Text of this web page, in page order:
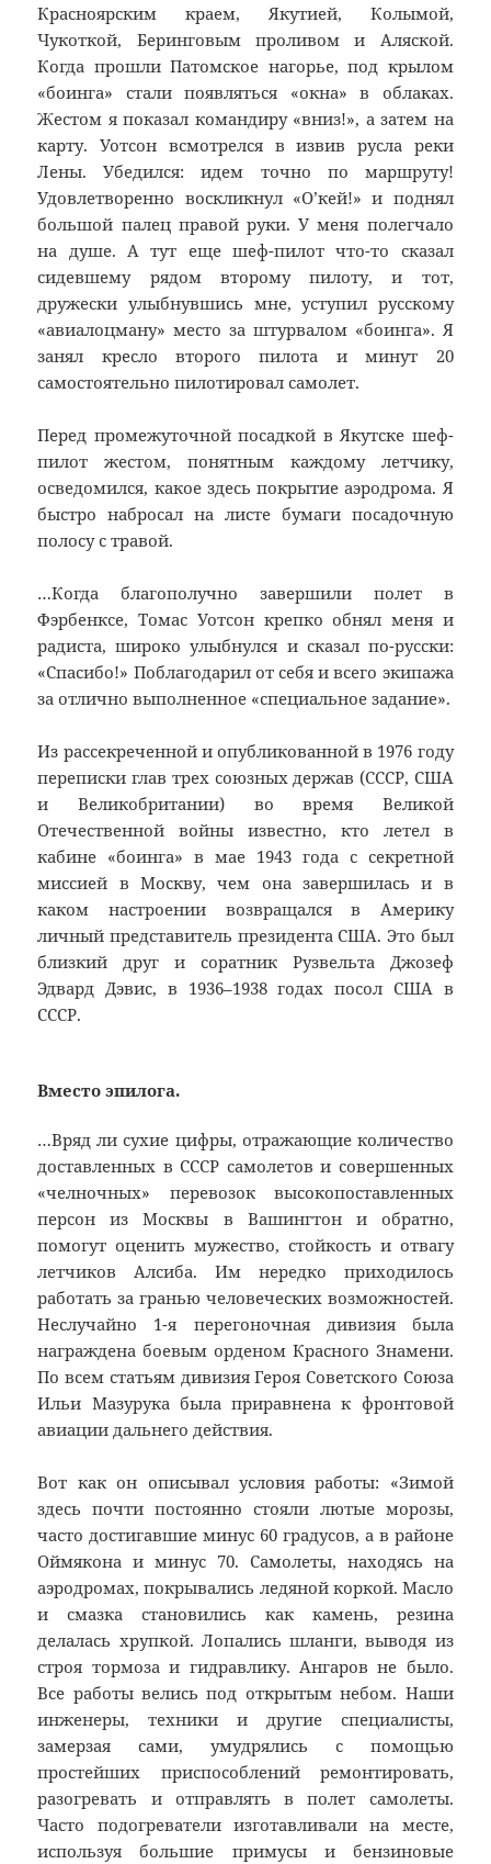
Красноярским краем, Якутией, Колымой,
Чукоткой, Беринговым проливом и Аляской.
Когда прошли Патомское нагорье, под крылом
«боинга» стали появляться «окна» в облаках.
Жестом я показал командиру «вниз!», а затем на
карту. Уотсон всмотрелся в извив русла реки
Лены. Убедился: идем точно по маршруту!
Удовлетворенно воскликнул «О’кей!» и поднял
большой палец правой руки. У меня полегчало
на душе. А тут еще шеф-пилот что-то сказал
сидевшему рядом второму пилоту, и тот,
дружески улыбнувшись мне, уступил русскому
«авиалоцману» место за штурвалом «боинга». Я
занял кресло второго пилота и минут 20
самостоятельно пилотировал самолет.
Перед промежуточной посадкой в Якутске шеф-
пилот жестом, понятным каждому летчику,
осведомился, какое здесь покрытие аэродрома. Я
быстро набросал на листе бумаги посадочную
полосу с травой.
…Когда благополучно завершили полет в
Фэрбенксе, Томас Уотсон крепко обнял меня и
радиста, широко улыбнулся и сказал по-русски:
«Спасибо!» Поблагодарил от себя и всего экипажа
за отлично выполненное «специальное задание».
Из рассекреченной и опубликованной в 1976 году
переписки глав трех союзных держав (СССР, США
и Великобритании) во время Великой
Отечественной войны известно, кто летел в
кабине «боинга» в мае 1943 года с секретной
миссией в Москву, чем она завершилась и в
каком настроении возвращался в Америку
личный представитель президента США. Это был
близкий друг и соратник Рузвельта Джозеф
Эдвард Дэвис, в 1936–1938 годах посол США в
СССР.
Вместо эпилога.
…Вряд ли сухие цифры, отражающие количество
доставленных в СССР самолетов и совершенных
«челночных» перевозок высокопоставленных
персон из Москвы в Вашингтон и обратно,
помогут оценить мужество, стойкость и отвагу
летчиков Алсиба. Им нередко приходилось
работать за гранью человеческих возможностей.
Неслучайно 1-я перегоночная дивизия была
награждена боевым орденом Красного Знамени.
По всем статьям дивизия Героя Советского Союза
Ильи Мазурука была приравнена к фронтовой
авиации дальнего действия.
Вот как он описывал условия работы: «Зимой
здесь почти постоянно стояли лютые морозы,
часто достигавшие минус 60 градусов, а в районе
Оймякона и минус 70. Самолеты, находясь на
аэродромах, покрывались ледяной коркой. Масло
и смазка становились как камень, резина
делалась хрупкой. Лопались шланги, выводя из
строя тормоза и гидравлику. Ангаров не было.
Все работы велись под открытым небом. Наши
инженеры, техники и другие специалисты,
замерзая сами, умудрялись с помощью
простейших приспособлений ремонтировать,
разогревать и отправлять в полет самолеты.
Часто подогреватели изготавливали на месте,
используя большие примусы и бензиновые